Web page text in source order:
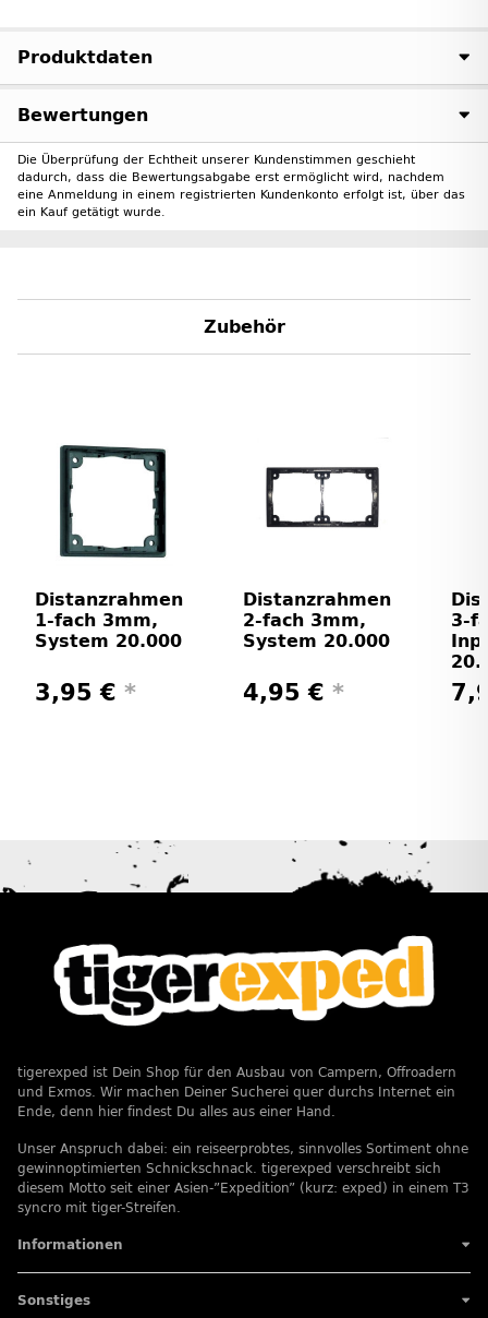
Produktdaten
Bewertungen
Die Überprüfung der Echtheit unserer Kundenstimmen geschieht
dadurch, dass die Bewertungsabgabe erst ermöglicht wird, nachdem
eine Anmeldung in einem registrierten Kundenkonto erfolgt ist, über das
ein Kauf getätigt wurde.
Zubehör
Distanzrahmen
1-fach 3mm,
System 20.000
3,95 € *
Distanzrahmen
2-fach 3mm,
System 20.000
4,95 € *
3-
tigerexped ist Dein Shop für den Ausbau von Campern, Offroadern
und Exmos. Wir machen Deiner Sucherei quer durchs Internet ein
Ende, denn hier findest Du alles aus einer Hand.
Unser Anspruch dabei: ein reiseerprobtes, sinnvolles Sortiment ohne
gewinnoptimierten Schnickschnack. tigerexped verschreibt sich
diesem Motto seit einer Asien-”Expedition” (kurz: exped) in einem T3
syncro mit tiger-Streifen.
Informationen
Sonstiges